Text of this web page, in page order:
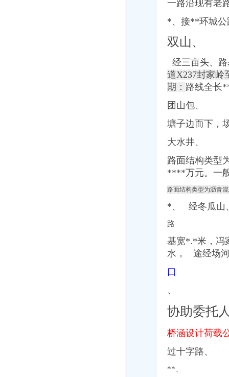
第一眼欧洲HolaEspañ（2016年4月西班牙13日自由行攻略型游记）
【【纵观全美】美国东西海岸全景+夏威夷+旧金山+一号公路+大瀑布
杭州出发到日本旅游大概多少钱_本州_东京_日本7日游报价
【购实惠】2018年玫瑰节主题路线心花路放&东欧巴尔干全景十国23日
【【绝美西】美国西海岸+双自然遗产国家公园11日9晚跟团游一价全
一路沿现有老
*、接**环城
双山、
经三亩头、
道X237封家岭
期： 路线全长
团山包、
塘子边而下，
大水井、
路面结构类型
****万元。一
路面结构类型为沥青
*、 经冬瓜山
路
基宽*.*米，冯
水， 途经场
口
、
协助委托
桥涵设计荷载
过十字路、
**、